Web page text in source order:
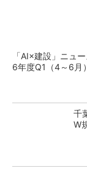
「AI×建設」ニュ
6年度Q1（4～6月）
千
W